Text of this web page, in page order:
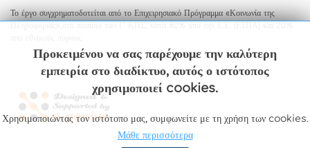
Το έργο συγχρηματοδοτείται από το Επιχειρησιακό Πρόγραμμα «Κοινωνία της
Προκειμένου να σας παρέχουμε την καλύτερη
εμπειρία στο διαδίκτυο, αυτός ο ιστότοπος
χρησιμοποιεί cookies.
Χρησιμοποιώντας τον ιστότοπο μας, συμφωνείτε με τη χρήση των cookies.
Μάθε περισσότερα